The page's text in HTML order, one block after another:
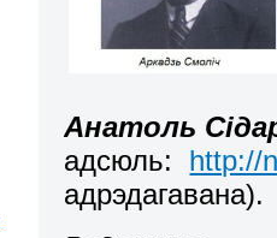
Анатоль
адсюль: http://
адрэдагавана).